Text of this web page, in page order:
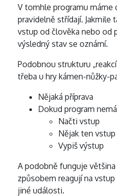
V tomhle programu máme
pravidelně střídají. Jakmile
vstup od člověka nebo od
výsledný stav se oznámí.
Podobnou strukturu
třeba u hry kámen-nůžky-
Nějaká příprava
Dokud program
Načti vstup
Nějak ten
Vypiš výstup
A podobně funguje
způsobem reagují na
jiné události.